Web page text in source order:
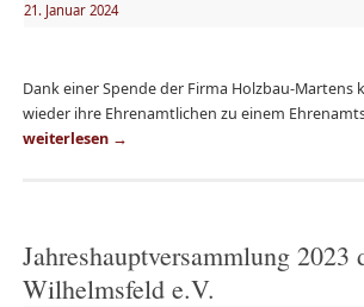
21. Januar 2024
Dank einer Spende der Firma Holzbau-Martens
wieder ihre Ehrenamtlichen zu einem
weiterlesen →
Jahreshauptversammlung 2023
Wilhelmsfeld e.V.